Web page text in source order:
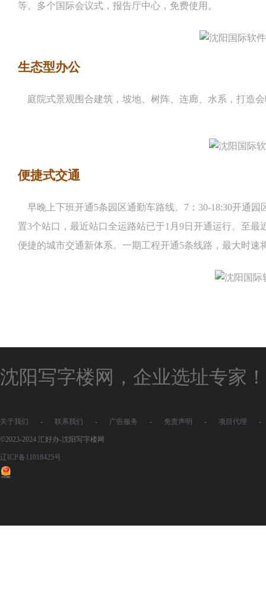
等。多个国际会议式，报告厅中心，免费使用。
生态型办公
庭院式景观围合建筑，坡地、树阵、连廊、水系，打造
便捷式交通
早晚上下班开通5条园区通勤车路线。 7：30-18:30开通
置3个站口 ，最近站口全运路站已于1月9日开通运行。至最
便捷的城市交通新体系。一期工程开通5条线路，最大时速
沈阳写字楼网，企业选址专家！
关于我们 - 联系我们 - 广告服务 - 免责声明 - 项目代理 -
©2023-2024 汇好办-沈阳写字楼网
辽ICP备11018425号